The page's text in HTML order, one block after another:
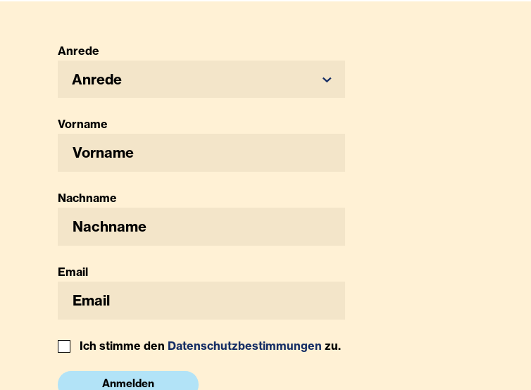
Anrede
Anrede
Vorname
Nachname
Email
Ich stimme den Datenschutzbestimmungen zu.
Anmelden